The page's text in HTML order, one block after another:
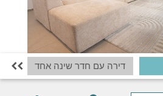
דירה עם חדר שינה אחד 